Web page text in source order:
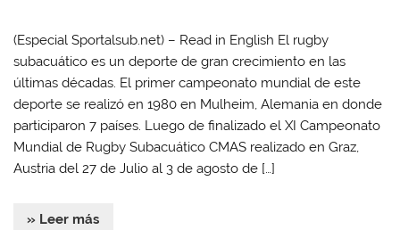
(Especial Sportalsub.net) – Read in English El rugby
subacuático es un deporte de gran crecimiento en las
últimas décadas. El primer campeonato mundial de este
deporte se realizó en 1980 en Mulheim, Alemania en donde
participaron 7 países. Luego de finalizado el XI Campeonato
Mundial de Rugby Subacuático CMAS realizado en Graz,
Austria del 27 de Julio al 3 de agosto de […]
» Leer más